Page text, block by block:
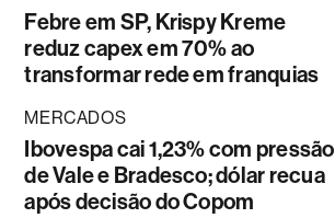
Febre em SP, Krispy Kreme
reduz capex em 70% ao
transformar rede em franquias
MERCADOS
Ibovespa cai 1,23% com pressão
de Vale e Bradesco; dólar recua
após decisão do Copom